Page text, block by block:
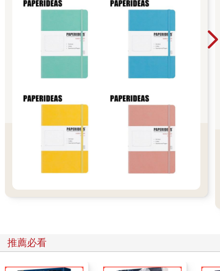
泛的區隔方式，如用人口、地理或行為劃分。舉例來說，服飾業
其中一個族群的專家和知名品牌。英國零售商馬莎百貨（Marks
& Spencer）雖然男裝、女裝和童裝都有販售，但他們的聲譽其實
活動。企業完成市場區隔後，就能夠選擇他們最有機會成功的區
在本章中，我們也會探討建立品牌的重要性，品牌能讓企業或產
牌是一個企業的無形資產，具體展現了企業所代表的價值，因為
品牌名稱就是由企業聲譽所支持，例如香奈兒或英傑華
（Aviva）。然而，並非只有企業才能創造品牌，無論是個別產
就沒有市場地位，無法與競爭對手形成差異或讓顧客產生依戀。
當然，有很多著名的品牌非常成功地實現了差異化，蘋果和可口
將探討什麼是品牌、如何建立品牌，以及品牌和市場區隔之間的
關連。
推薦必看